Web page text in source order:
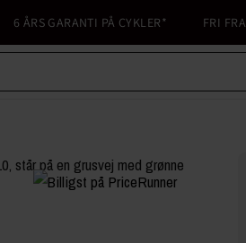
6 ÅRS GARANTI PÅ CYKLER* FRI